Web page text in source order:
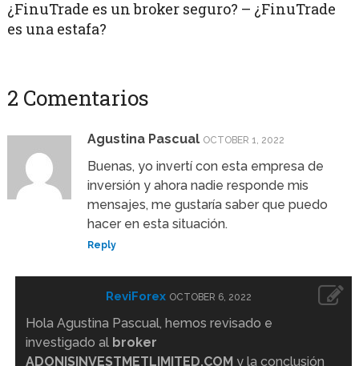
¿FinuTrade es un broker seguro? – ¿FinuTrade
es una estafa?
2 Comentarios
Agustina Pascual OCTOBER 1, 2022
Buenas, yo invertí con esta empresa de
inversión y ahora nadie responde mis
mensajes, me gustaría saber que puedo
hacer en esta situación.
Reply
ReviForex OCTOBER 6, 2022
Hola Agustina Pascual, hemos revisado e
investigado al broker
ADONISINVESTMETLIMITED.COMy la conclusión